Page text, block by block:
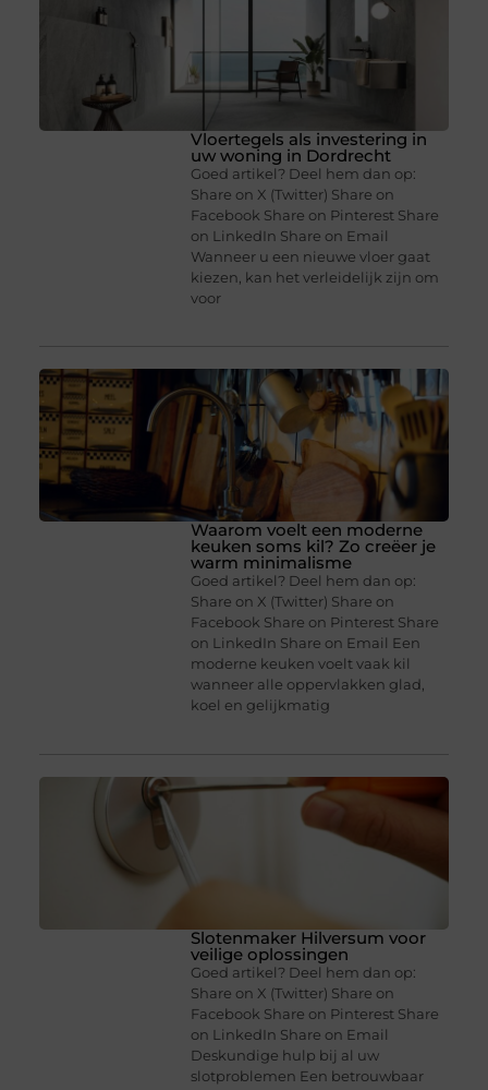
Vloertegels als investering in
uw woning in Dordrecht
Goed artikel? Deel hem dan op:
Share on X (Twitter) Share on
Facebook Share on Pinterest Share
on LinkedIn Share on Email
Wanneer u een nieuwe vloer gaat
kiezen, kan het verleidelijk zijn om
voor
Waarom voelt een moderne
keuken soms kil? Zo creëer je
warm minimalisme
Goed artikel? Deel hem dan op:
Share on X (Twitter) Share on
Facebook Share on Pinterest Share
on LinkedIn Share on Email Een
moderne keuken voelt vaak kil
wanneer alle oppervlakken glad,
koel en gelijkmatig
Slotenmaker Hilversum voor
veilige oplossingen
Goed artikel? Deel hem dan op:
Share on X (Twitter) Share on
Facebook Share on Pinterest Share
on LinkedIn Share on Email
Deskundige hulp bij al uw
slotproblemen Een betrouwbaar